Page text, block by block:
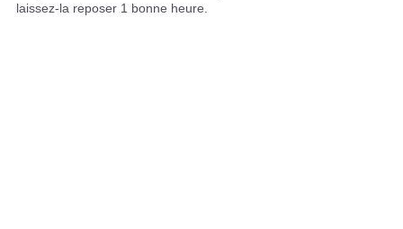
laissez-la reposer 1 bonne heure.